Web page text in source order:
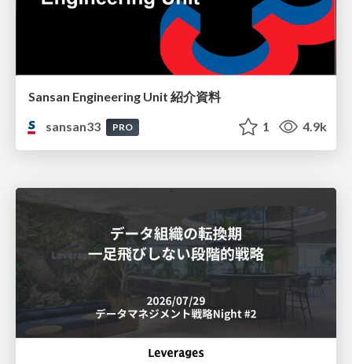
Sansan Engineering Unit 紹介資料
sansan33
PRO 1 4.9k